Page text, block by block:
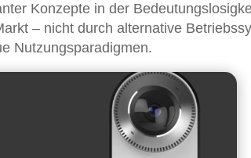
Konzepte in der
– nicht durch alternative
Nutzungsparadigmen.